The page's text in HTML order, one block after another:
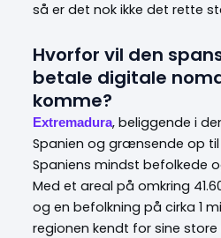
så er det nok ikke det rette
Hvorfor vil den
betale digitale
komme?
Extremadura, beliggende i
Spanien og grænsende op til
Spaniens mindst befolkede
Med et areal på omkring
og en befolkning på cirka 1
regionen kendt for sine